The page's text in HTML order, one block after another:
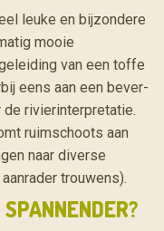
leuke en bijzondere
mooie
van een toffe
eens aan een bever-
rivierinterpretatie.
ruimschoots aan
naar diverse
trouwens).